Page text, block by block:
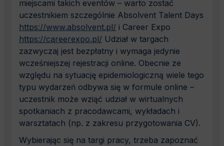
miejscami takich eventów – warto zostać
uczestnikiem szczególnie Absolvent Talent Days
https://www.absolvent.pl/ i Career Expo
https://careerexpo.pl/ Udział w targach
zazwyczaj jest bezpłatny i wymaga jedynie
wcześniejszej rejestracji online. Obecnie ze
względu na sytuację epidemiologiczną wiele tego
typu wydarzeń odbywa się w formule online –
uczestnik może wziąć udział w wirtualnych
spotkaniach z pracodawcami, wykładach i
warsztatach (np. z zakresu przygotowania CV).
Wybierając się na targi pracy, trzeba zapoznać